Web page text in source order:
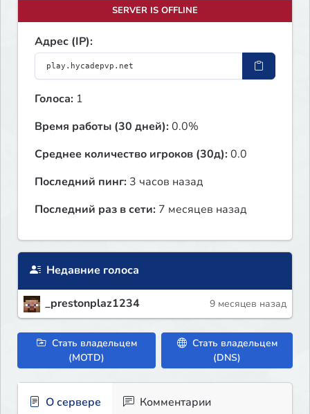
SERVER IS OFFLINE
Адрес (IP):
Голоса: 1
Время работы (30 дней):0.0%
Среднее количество игроков (30д):0.0
Последний пинг: 3 часов назад
Последний раз в сети: 7 месяцев назад
Недавние голоса
_prestonplaz1234 9 месяцев назад
Стать владельцем
(MOTD)
Стать владельцем
(DNS)
О сервере Комментарии